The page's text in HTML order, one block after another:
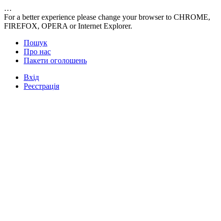
…
For a better experience please change your browser to CHROME,
FIREFOX, OPERA or Internet Explorer.
Пошук
Про нас
Пакети оголошень
Вхід
Реєстрація